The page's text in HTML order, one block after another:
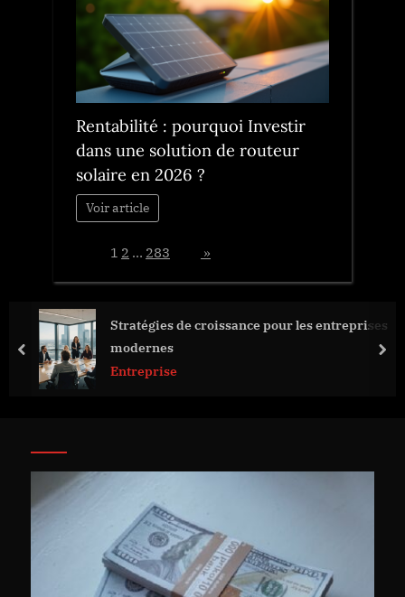
Rentabilité : pourquoi Investir
dans une solution de routeur
solaire en 2026 ?
Voir article
1 2 … 283 »
Stratégies de croissance pour les entreprises
modernes
Entreprise
prev next